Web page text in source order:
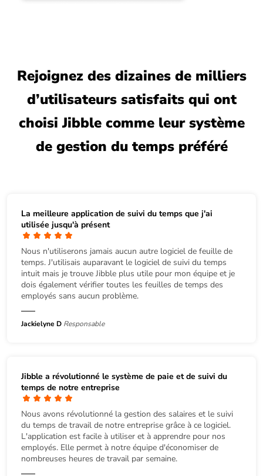
Rejoignez des dizaines de milliers
d’utilisateurs satisfaits qui ont
choisi Jibble comme leur système
de gestion du temps préféré
La meilleure application de suivi du temps que j'ai
utilisée jusqu'à présent
Nous n'utiliserons jamais aucun autre logiciel de feuille de
temps. J'utilisais auparavant le logiciel de suivi du temps
intuit mais je trouve Jibble plus utile pour mon équipe et je
dois également vérifier toutes les feuilles de temps des
employés sans aucun problème.
Jackielyne D Responsable
Jibble a révolutionné le système de paie et de suivi du
temps de notre entreprise
Nous avons révolutionné la gestion des salaires et le suivi
du temps de travail de notre entreprise grâce à ce logiciel.
L'application est facile à utiliser et à apprendre pour nos
employés. Elle permet à notre équipe d'économiser de
nombreuses heures de travail par semaine.